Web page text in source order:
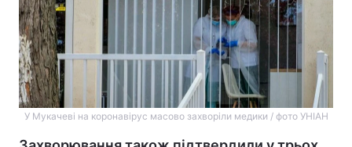
У Мукачеві на коронавірус масово захворіли медики / фото УНІАН